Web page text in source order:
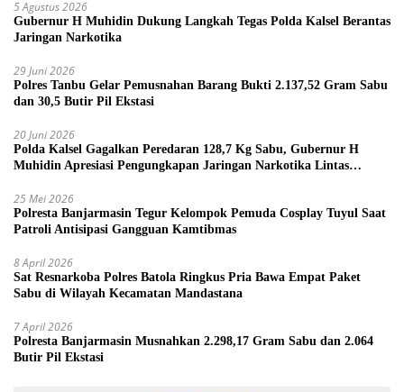
5 Agustus 2026
Gubernur H Muhidin Dukung Langkah Tegas Polda Kalsel Berantas
Jaringan Narkotika
29 Juni 2026
Polres Tanbu Gelar Pemusnahan Barang Bukti 2.137,52 Gram Sabu
dan 30,5 Butir Pil Ekstasi
20 Juni 2026
Polda Kalsel Gagalkan Peredaran 128,7 Kg Sabu, Gubernur H
Muhidin Apresiasi Pengungkapan Jaringan Narkotika Lintas
25 Mei 2026
Polresta Banjarmasin Tegur Kelompok Pemuda Cosplay Tuyul Saat
Patroli Antisipasi Gangguan Kamtibmas
8 April 2026
Sat Resnarkoba Polres Batola Ringkus Pria Bawa Empat Paket
Sabu di Wilayah Kecamatan Mandastana
7 April 2026
Polresta Banjarmasin Musnahkan 2.298,17 Gram Sabu dan 2.064
Butir Pil Ekstasi